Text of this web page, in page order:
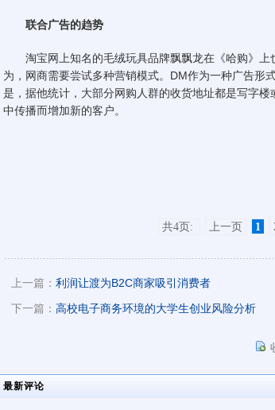
联合广告的趋势
淘宝网上知名的毛绒玩具品牌飘飘龙在《哈购》上
为，网商需要尝试多种营销模式。DM作为一种广告形
是，据他统计，大部分网购人群的收货地址都是写字
中传播而增加新的客户。
共4页: 上一页 1
上一篇： 利润让渡为B2C商家吸引消费者
下一篇： 高校电子商务环境的大学生创业风险分析
最新评论